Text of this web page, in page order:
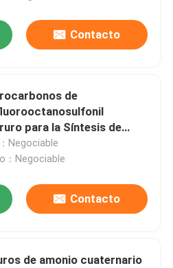
Contacto
de
para la Síntesis de
Fluorados
Negociable
：Negociable
Contacto
de amonio cuaternario